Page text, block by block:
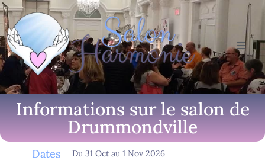
Informations sur le salon de
Drummondville
Dates Du 31 Oct au 1 Nov 2026